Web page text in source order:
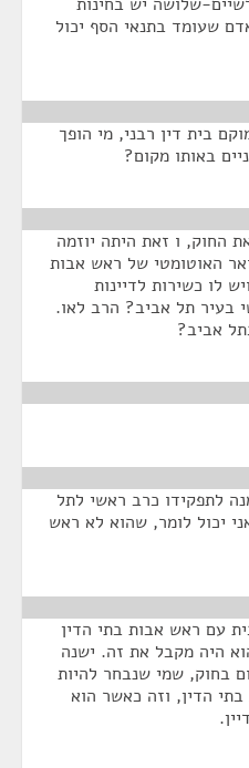
שעומד בתנאי הסף יכול
בית דין רבני, מי הופך
באותו מקום?
לפני 5 תיקנו את החוק, ו זאת היתה יוזמה
האוטומטי של ראש אבות
לו כשירות לדיינות
בעיר תל אביב? הרב לאו.
אביב?
לתפקידו כרב ראשי לתל
כאשר הוא היה בגיל 66. אני יכול לומר, שהוא לא ראש
עם ראש אבות בתי הדין
היה מקבל את זה. ישנה
בחוק, שמי שנבחר להיות
הדין, וזה כאשר הוא